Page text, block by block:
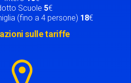
Scuole 5€
(fino a 4 persone) 18€
sulle tariffe